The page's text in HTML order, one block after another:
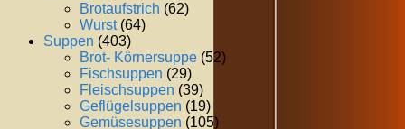
Brotaufstrich (62)
Wurst(64)
Suppen (403)
Brot- Körnersuppe (52)
Fischsuppen (29)
Fleischsuppen (39)
Geflügelsuppen (19)
Gemüsesuppen (105)